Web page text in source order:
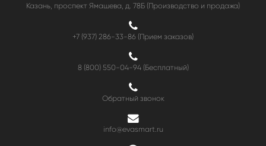
Казань, проспект Ямашева, д. 78Б (Производство и продажа)
+7 (937) 286-33-86 (Прием заказов)
8 (800) 550-04-94(Бесплатный)
Обратный звонок
info@evasmart.ru